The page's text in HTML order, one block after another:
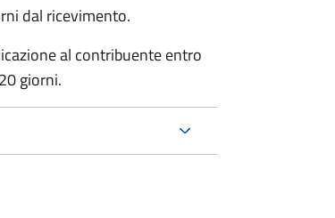
dal ricevimento.
al contribuente entro
giorni.